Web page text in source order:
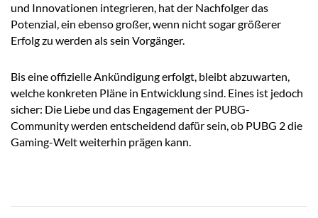
und Innovationen integrieren, hat der Nachfolger das
Potenzial, ein ebenso großer, wenn nicht sogar größerer
Erfolg zu werden als sein Vorgänger.
Bis eine offizielle Ankündigung erfolgt, bleibt abzuwarten,
welche konkreten Pläne in Entwicklung sind. Eines ist jedoch
sicher: Die Liebe und das Engagement der PUBG-
Community werden entscheidend dafür sein, ob PUBG 2 die
Gaming-Welt weiterhin prägen kann.